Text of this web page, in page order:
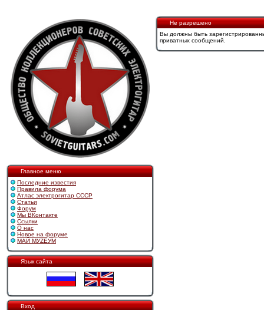
Главное меню
Последние известия
Правила форума
Атлас электрогитар СССР
Статьи
Форум
Мы ВКонтакте
Ссылки
О нас
Новое на форуме
МАЙ МУZЕУМ
Язык сайта
Вход
Не разрешено
Вы должны быть
приватных сообщений.